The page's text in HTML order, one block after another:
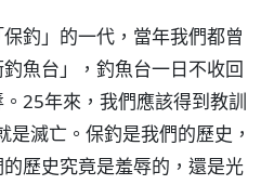
釣」的一代，當年我們都曾
魚台」，釣魚台一日不收回
25年來，我們應該得到教訓
滅亡。保釣是我們的歷史，
歷史究竟是羞辱的，還是光